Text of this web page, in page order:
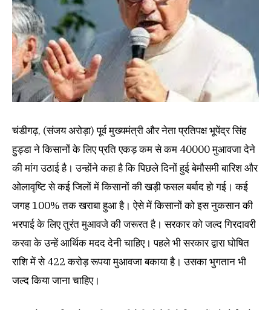
चंडीगढ़, (संजय अरोड़ा) पूर्व मुख्यमंत्री और नेता प्रतिपक्ष भूपेंद्र सिंह
हुड्डा ने किसानों के लिए प्रति एकड़ कम से कम 40000 मुआवजा देने
की मांग उठाई है। उन्होंने कहा है कि पिछले दिनों हुई बेमौसमी बारिश और
ओलावृष्टि से कई जिलों में किसानों की खड़ी फसल बर्बाद हो गई। कई
जगह 100% तक खराबा हुआ है। ऐसे में किसानों को इस नुकसान की
भरपाई के लिए तुरंत मुआवजे की जरूरत है। सरकार को जल्द गिरदावरी
करवा के उन्हें आर्थिक मदद देनी चाहिए। पहले भी सरकार द्वारा घोषित
राशि में से 422 करोड़ रूपया मुआवजा बकाया है। उसका भुगतान भी
जल्द किया जाना चाहिए।